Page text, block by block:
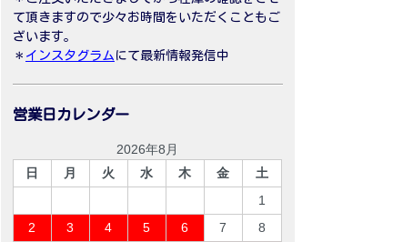
て頂きますので少々お時間をいただくこともご
ざいます。
＊ インスタグラム にて最新情報発信中
営業日カレンダー
2026年8月
日
月 火 水 木 金
土
1
2
3 4 5 6 7
8